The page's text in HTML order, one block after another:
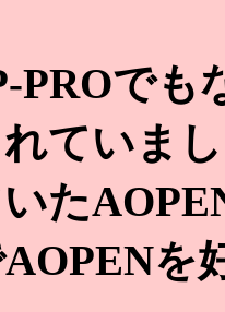
PROでも
ていま
た
を